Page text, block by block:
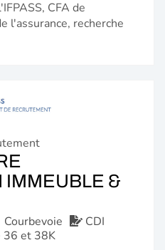
CFA de
l'assurance, recherche
IMMEUBLE &
Courbevoie
CDI
36 et 38K